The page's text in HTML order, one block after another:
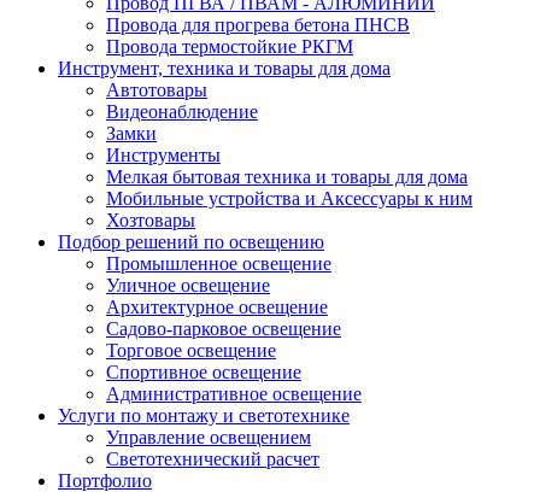
Провода для прогрева бетона ПНСВ
Провода термостойкие РКГМ
Инструмент, техника и товары для дома
Автотовары
Видеонаблюдение
Замки
Инструменты
Мелкая бытовая техника и товары для дома
Мобильные устройства и Аксессуары к ним
Хозтовары
Подбор решений по освещению
Промышленное освещение
Уличное освещение
Архитектурное освещение
Садово-парковое освещение
Торговое освещение
Спортивное освещение
Административное освещение
Услуги по монтажу и светотехнике
Управление освещением
Светотехнический расчет
Портфолио